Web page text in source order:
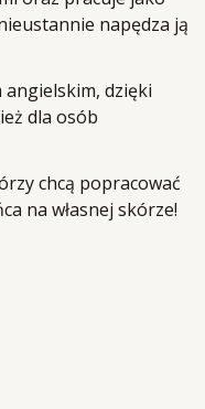
napędza ją
angielskim, dzięki
dla osób
chcą popracować
na własnej skórze!